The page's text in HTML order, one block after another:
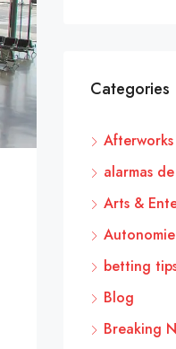
Categories
alarmas
Arts &
betting
Blog
Breaking